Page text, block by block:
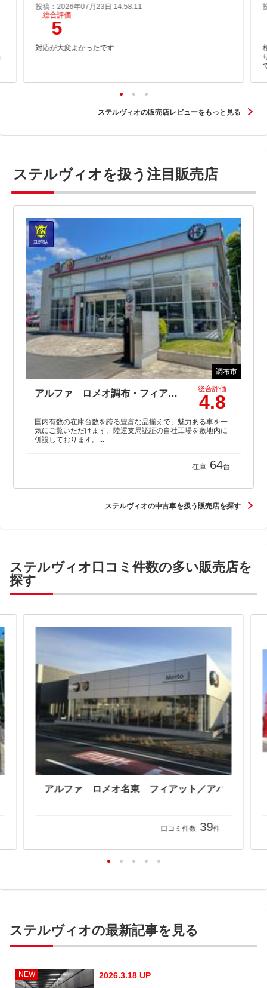
投稿：2026年07月23日 14:58:11
総合評価
5
対応が大変よかったです
ステルヴィオの販売店レビューをもっと見る
ステルヴィオを扱う注目販売店
調布市
アルファ ロメオ調布・フィアット／アバルト調布 （株）アクセル 総合評価
4.8
国内有数の在庫台数を誇る豊富な品揃えで、魅力ある車を一
気にご覧いただけます。陸運支局認証の自社工場を敷地内に
併設しております。...
在庫 64台
ステルヴィオの中古車を扱う販売店を探す
ステルヴィオ口コミ件数の多い販売店を
探す
口コミ件数 39件
ステルヴィオの最新記事を見る
NEW
2026.3.18 UP